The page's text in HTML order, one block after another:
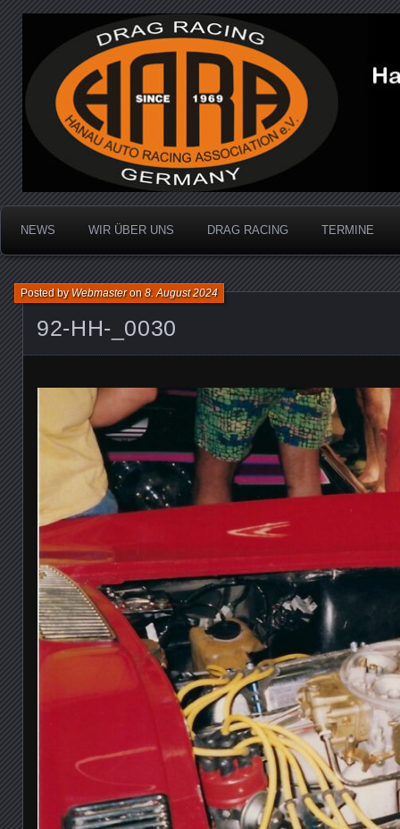
Hanau Auto Racing
Dragracing auf der 1/4 Meile
NEWS WIR ÜBER UNS DRAG RACING TERMINE
92-HH-_0030
Posted byWebmasteron8. August 2024